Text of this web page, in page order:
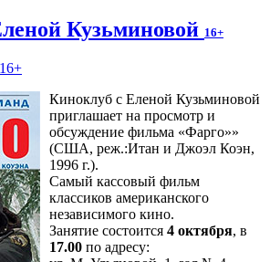
Кузьминовой 16+
16+
Киноклуб с Еленой Кузьминовой
приглашает на просмотр и
обсуждение фильма «Фарго»»
(США, реж.:Итан и Джоэл Коэн,
1996 г.).
Самый кассовый фильм
классиков американского
независимого кино.
Занятие состоится 4 октября, в
17.00 по адресу: